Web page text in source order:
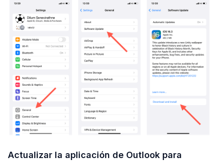
Actualizar la aplicación de Outlook para